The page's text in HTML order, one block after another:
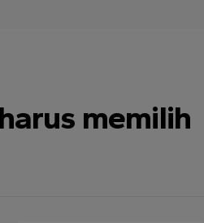
memilih